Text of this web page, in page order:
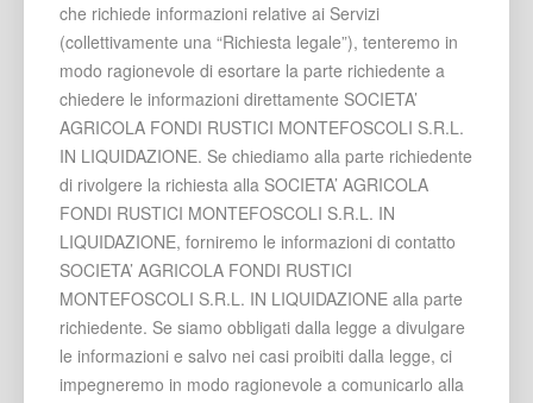
che richiede informazioni relative ai Servizi
(collettivamente una “Richiesta legale”), tenteremo in
modo ragionevole di esortare la parte richiedente a
chiedere le informazioni direttamente SOCIETA’
AGRICOLA FONDI RUSTICI MONTEFOSCOLI S.R.L.
IN LIQUIDAZIONE. Se chiediamo alla parte richiedente
di rivolgere la richiesta alla SOCIETA’ AGRICOLA
FONDI RUSTICI MONTEFOSCOLI S.R.L. IN
LIQUIDAZIONE, forniremo le informazioni di contatto
SOCIETA’ AGRICOLA FONDI RUSTICI
MONTEFOSCOLI S.R.L. IN LIQUIDAZIONE alla parte
richiedente. Se siamo obbligati dalla legge a divulgare
le informazioni e salvo nei casi proibiti dalla legge, ci
impegneremo in modo ragionevole a comunicarlo alla